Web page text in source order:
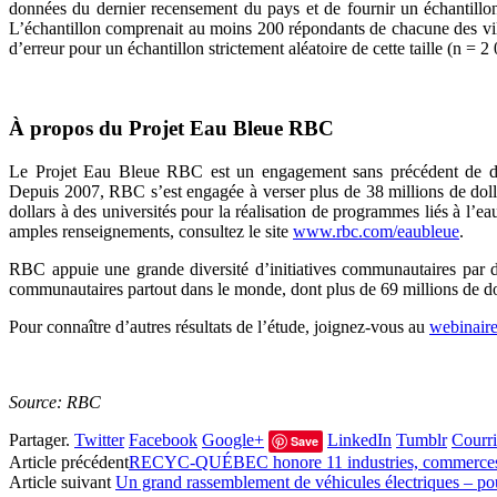
données du dernier recensement du pays et de fournir un
L’échantillon comprenait au moins 200 répondants de chacune
d’erreur pour un échantillon strictement aléatoire de cette taille (n =
À propos du Projet Eau Bleue RBC
Le Projet Eau Bleue RBC est un engagement sans précédent de
Depuis 2007, RBC s’est engagée à verser plus de 38 millions de
dollars à des universités pour la réalisation de programmes liés à
amples renseignements, consultez le site www.rbc.com/eaubleue.
RBC appuie une grande diversité d’initiatives communautaires
communautaires partout dans le monde, dont plus de 69 millions de
Pour connaître d’autres résultats de l’étude, joignez-vous au
Source: RBC
Partager. Twitter Facebook Google+ Save LinkedIn Tumblr
Article précédentRECYC-QUÉBEC honore 11 industries,
Article suivant Un grand rassemblement de véhicules électriques –